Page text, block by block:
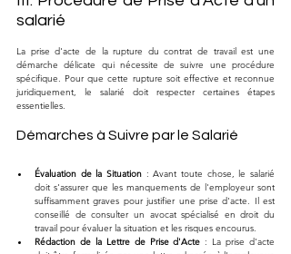
salarié
La prise d'acte de la rupture du contrat de travail est une
démarche délicate qui nécessite de suivre une procédure
spécifique. Pour que cette rupture soit effective et reconnue
juridiquement, le salarié doit respecter certaines étapes
essentielles.
Démarches à Suivre par le Salarié
Évaluation de la Situation : Avant toute chose, le salarié
doit s'assurer que les manquements de l'employeur sont
suffisamment graves pour justifier une prise d'acte. Il est
conseillé de consulter un avocat spécialisé en droit du
travail pour évaluer la situation et les risques encourus.
Rédaction de la Lettre de Prise d'Acte : La prise d'acte